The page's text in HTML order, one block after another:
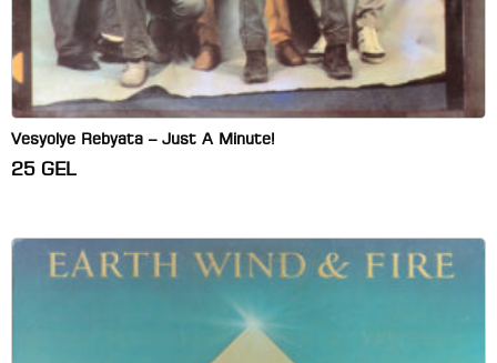
Vesyolye Rebyata – Just A Minute!
25 GEL